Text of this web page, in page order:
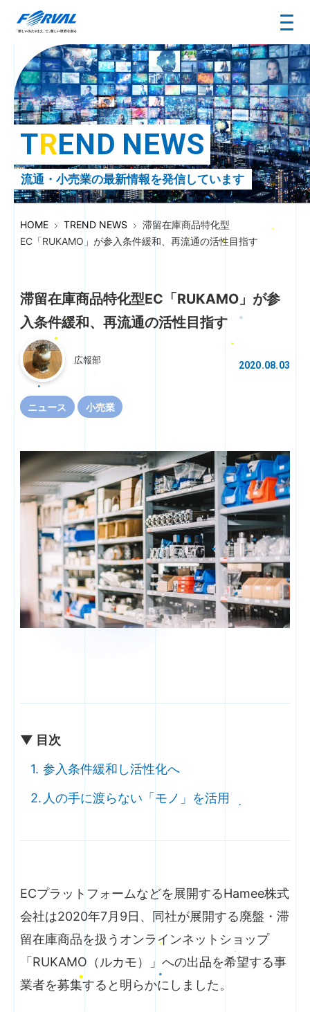
TREND NEWS
流通・小売業の最新情報を発信しています
HOME TREND NEWS
滞留在庫商品特化型
EC「RUKAMO」が参入条件緩和、再流通の活性目指す
滞留在庫商品特化型EC「RUKAMO」が参
入条件緩和、再流通の活性目指す
広報部 2020.08.03
ニュース 小売業
▼ 目次
参入条件緩和し活性化へ
人の手に渡らない「モノ」を活用
ECプラットフォームなどを展開するHamee株式
会社は2020年7月9日、同社が展開する廃盤・滞
留在庫商品を扱うオンラインネットショップ
「RUKAMO（ルカモ）」への出品を希望する事
業者を募集すると明らかにしました。